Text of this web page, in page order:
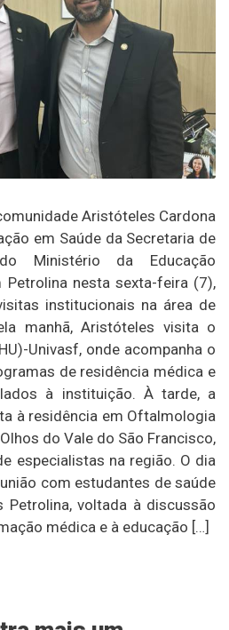
Aristóteles Cardona
em Saúde da Secretaria de
Ministério da Educação
Petrolina nesta sexta-feira (7),
institucionais na área de
manhã, Aristóteles visita o
Univasf, onde acompanha o
de residência médica e
à instituição. À tarde, a
à residência em Oftalmologia
do Vale do São Francisco,
especialistas na região. O dia
com estudantes de saúde
Petrolina, voltada à discussão
médica e à educação […]